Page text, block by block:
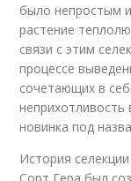
было непростым
растение
связи с этим
процессе
сочетающих в
неприхотливость
новинка под
История